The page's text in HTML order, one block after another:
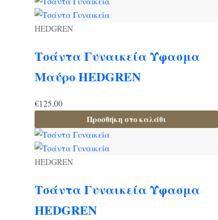
HEDGREN
Τσάντα Γυναικεία Ύφασμα
Μαύρο HEDGREN
€125,00
Προσθήκη στο καλάθι
HEDGREN
Τσάντα Γυναικεία Ύφασμα
HEDGREN